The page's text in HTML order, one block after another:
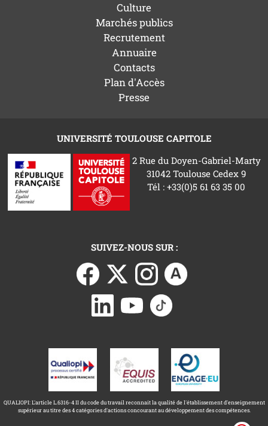
Culture
Marchés publics
Recrutement
Annuaire
Contacts
Plan d'Accès
Presse
UNIVERSITÉ TOULOUSE CAPITOLE
2 Rue du Doyen-Gabriel-Marty
31042 Toulouse Cedex 9
Tél : +33(0)5 61 63 35 00
SUIVEZ-NOUS SUR :
QUALIOPI: L'article L.6316-4 II du code du travail reconnait la qualité de l'établissement d'enseignement
supérieur au titre des 4 catégories d'actions concourant au développement des compétences.